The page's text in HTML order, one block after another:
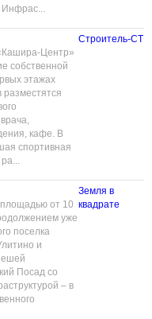
Инфрас...
Центр»
собственной
этажах
разместятся
кафе. В
спортивная
Строитель-СТ
площадью от 10
уже
поселка
и
Посад со
– в
Земля в
квадрате